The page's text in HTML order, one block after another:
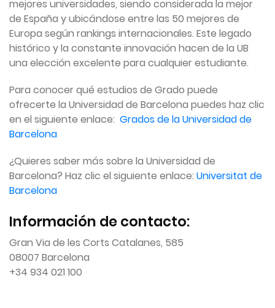
mejores universidades, siendo considerada la mejor
de España y ubicándose entre las 50 mejores de
Europa según rankings internacionales. Este legado
histórico y la constante innovación hacen de la UB
una elección excelente para cualquier estudiante.
Para conocer qué estudios de Grado puede
ofrecerte la Universidad de Barcelona puedes haz clic
en el siguiente enlace: Grados de la Universidad de
Barcelona
¿Quieres saber más sobre la Universidad de
Barcelona? Haz clic el siguiente enlace: Universitat de
Barcelona
Información de contacto:
Gran Via de les Corts Catalanes, 585
08007 Barcelona
+34 934 021 100